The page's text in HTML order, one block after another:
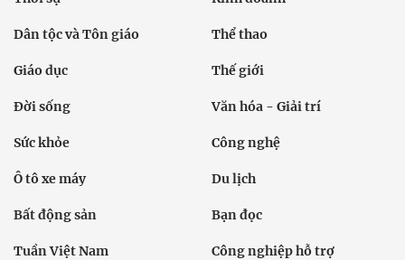
Dân tộc và Tôn giáo Thể thao
Giáo dục Thế giới
Đời sống Văn hóa - Giải trí
Sức khỏe Công nghệ
Ô tô xe máy Du lịch
Bất động sản Bạn đọc
Tuần Việt Nam Công nghiệp hỗ trợ